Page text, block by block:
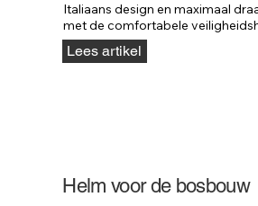
Italiaans design en maximaal
met de comfortabele
KASK.
Lees artikel
Helm voor de bosbouw